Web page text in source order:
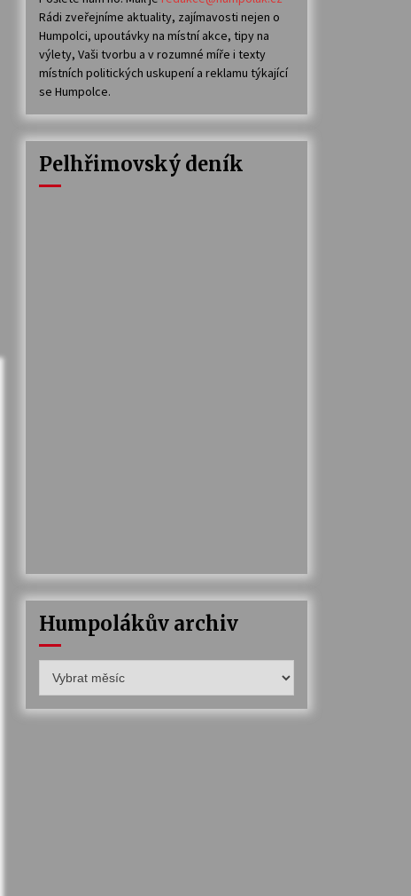
Rádi zveřejníme aktuality, zajímavosti nejen o
Humpolci, upoutávky na místní akce, tipy na
výlety, Vaši tvorbu a v rozumné míře i texty
místních politických uskupení a reklamu týkající
se Humpolce.
Pelhřimovský deník
Humpolákův archiv
archiv